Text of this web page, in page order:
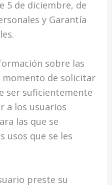
5 de diciembre, de
y Garantía
sobre las
momento de solicitar
ser suficientemente
a los usuarios
las que se
usos que se les
preste su